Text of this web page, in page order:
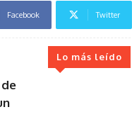
Facebook Twitter
Lo más leído